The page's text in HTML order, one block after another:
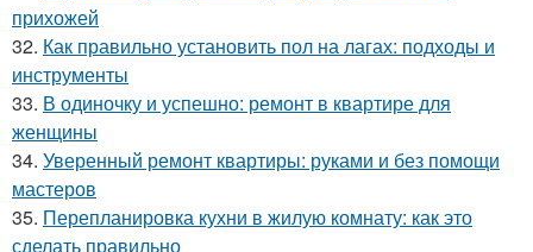
прихожей
32. Как правильно установить пол на лагах: подходы и
инструменты
33. В одиночку и успешно: ремонт в квартире для
женщины
34. Уверенный ремонт квартиры: руками и без помощи
мастеров
35. Перепланировка кухни в жилую комнату: как это
сделать правильно